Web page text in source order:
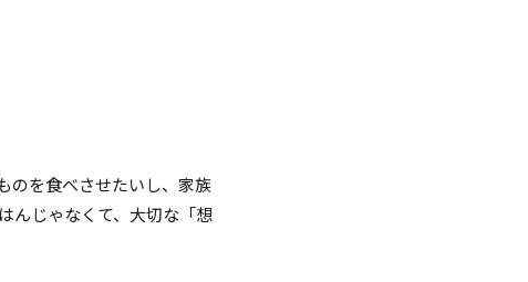
のを食べさせたいし、家族
んじゃなくて、大切な「想